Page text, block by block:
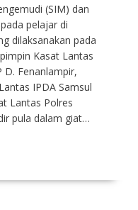
(SIM) dan
pelajar di
dilaksanakan pada
Kasat Lantas
D. Fenanlampir,
IPDA Samsul
Lantas Polres
pula dalam giat…